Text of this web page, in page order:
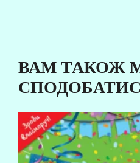
ВАМ ТАКОЖ